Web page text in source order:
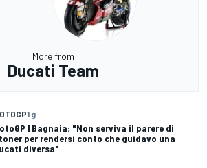
More from
Ducati Team
1 g
| Bagnaia: "Non serviva il parere di
per rendersi conto che guidavo una
diversa"